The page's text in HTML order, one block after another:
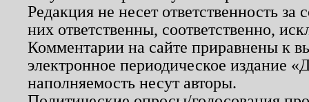
Редакция не несет ответственность
них ответственны, соответственно,
Комментарии на сайте приравнены к
электронное периодическое издание
наполняемость несут авторы.